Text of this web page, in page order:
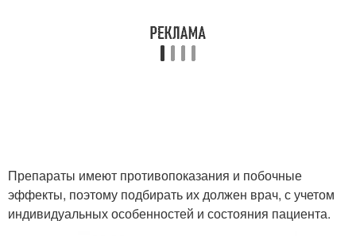
Препараты имеют противопоказания и побочные
эффекты, поэтому подбирать их должен врач, с учетом
индивидуальных особенностей и состояния пациента.